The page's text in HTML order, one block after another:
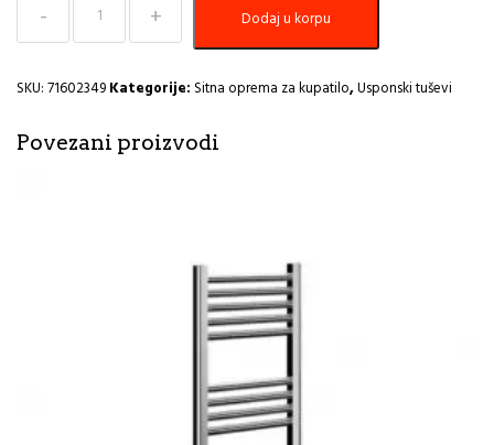
tuša
COPEN
ABS
05-
Dodaj u korpu
SKU:71602349Kategorije: Sitna oprema za kupatilo,Usponski tuševi
Povezani proizvodi